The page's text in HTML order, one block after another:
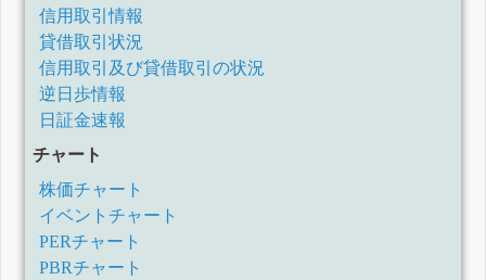
信用取引情報
貸借取引状況
信用取引及び貸借取引の状況
逆日歩情報
日証金速報
チャート
株価チャート
イベントチャート
PERチャート
PBRチャート